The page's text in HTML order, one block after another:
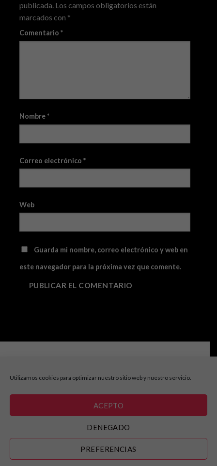
Utilizamos cookies para optimizar nuestro sitio web y nuestro servicio.
ACEPTO
DENEGADO
PREFERENCIAS
publicada. Los campos obligatorios están
marcados con *
Comentario *
Nombre*
Correo electrónico *
Web
Guarda mi nombre, correo electrónico y web en
este navegador para la próxima vez que comente.
AVISO LEGAL|POLITICA DE COOKIES
Copyright 2025 ©Cabaret Festival